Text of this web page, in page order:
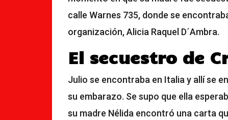
calle Warnes 735, donde se
organización, Alicia Raquel D´Ambra.
El secuestro de
Julio se encontraba en Italia y allí se
su embarazo. Se supo que ella
su madre Nélida encontró una carta